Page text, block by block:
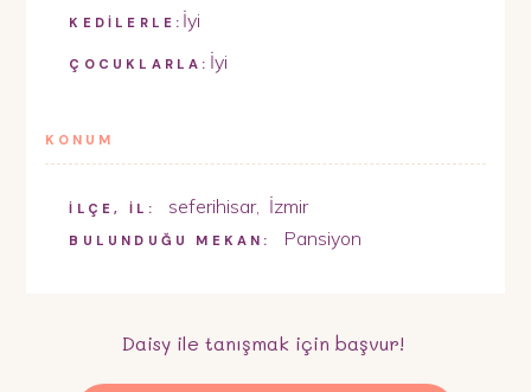
KEDİLERLE: İyi
ÇOCUKLARLA: İyi
KONUM
İLÇE, İL: seferihisar, İzmir
BULUNDUĞU MEKAN: Pansiyon
Daisy ile tanışmak için başvur!